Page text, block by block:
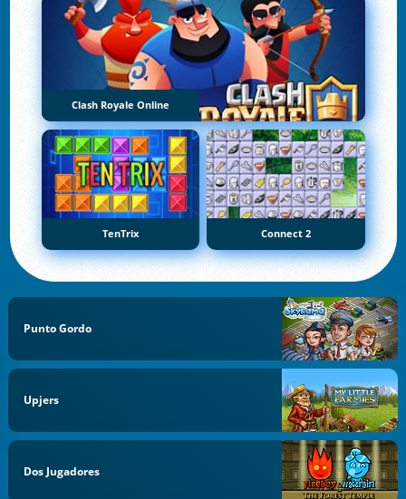
Clash Royale Online
TenTrix Connect 2
Punto Gordo
Upjers
Dos Jugadores